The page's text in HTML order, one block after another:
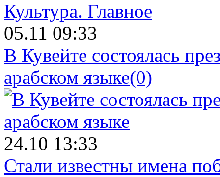
Культура. Главное
05.11 09:33
В Кувейте состоялась
арабском языке(0)
24.10 13:33
Стали известны имена